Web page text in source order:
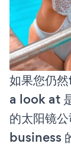
如果您仍
a look at
的太阳镜
business